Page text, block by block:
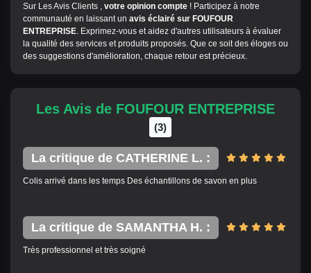
Sur Les Avis Clients , votre opinion compte ! Participez à notre
communauté en laissant un avis éclairé sur FOUFOUR
ENTREPRISE. Exprimez-vous et aidez d'autres utilisateurs à évaluer
la qualité des services et produits proposés. Que ce soit des éloges ou
des suggestions d'amélioration, chaque retour est précieux.
Les Avis de FOUFOUR ENTREPRISE
(3)
La critique de CATHERINE L. :
Colis arrivé dans les temps Des échantillons de savon en plus
La critique de SAMANTHA H. :
Très professionnel et très soigné